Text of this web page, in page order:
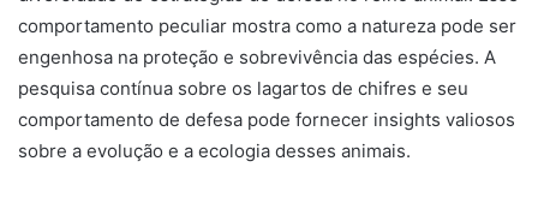
comportamento peculiar mostra como a natureza pode ser
engenhosa na proteção e sobrevivência das espécies. A
pesquisa contínua sobre os lagartos de chifres e seu
comportamento de defesa pode fornecer insights valiosos
sobre a evolução e a ecologia desses animais.